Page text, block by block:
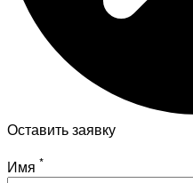
Оставить заявку
Имя *